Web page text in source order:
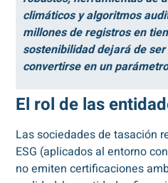
climáticos y algoritmos
millones de registros en
sostenibilidad dejará de
convertirse en un
El rol de las
Las sociedades de tasación
ESG (aplicados al entorno
no emiten certificaciones